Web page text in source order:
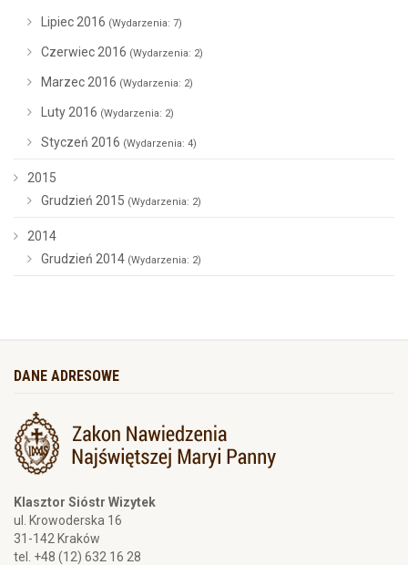
Lipiec 2016 (Wydarzenia: 7)
Czerwiec 2016 (Wydarzenia: 2)
Marzec 2016 (Wydarzenia: 2)
Luty 2016 (Wydarzenia: 2)
Styczeń 2016 (Wydarzenia: 4)
2015
Grudzień 2015 (Wydarzenia: 2)
2014
Grudzień 2014 (Wydarzenia: 2)
DANE ADRESOWE
Klasztor Sióstr Wizytek
ul. Krowoderska 16
31-142 Kraków
tel. +48 (12) 632 16 28